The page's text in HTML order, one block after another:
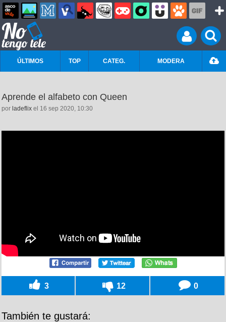
ÚLTIMOS TOP CATEG. MODERA
Aprende el alfabeto con Queen
por ladeflix el 16 sep 2020, 10:30
3 12 0
También te gustará: